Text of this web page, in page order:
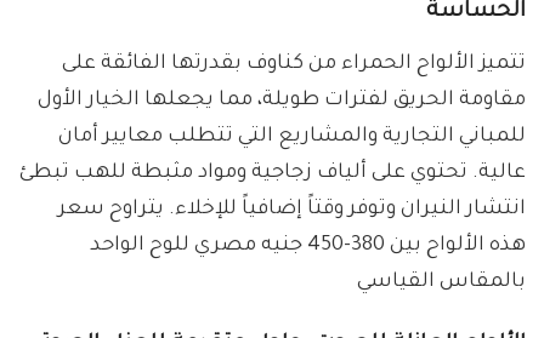
الحساسة
تتميز الألواح الحمراء من كناوف بقدرتها الفائقة على
مقاومة الحريق لفترات طويلة، مما يجعلها الخيار الأول
للمباني التجارية والمشاريع التي تتطلب معايير أمان
عالية. تحتوي على ألياف زجاجية ومواد مثبطة للهب تبطئ
انتشار النيران وتوفر وقتاً إضافياً للإخلاء. يتراوح سعر
هذه الألواح بين 380-450 جنيه مصري للوح الواحد
بالمقاس القياسي